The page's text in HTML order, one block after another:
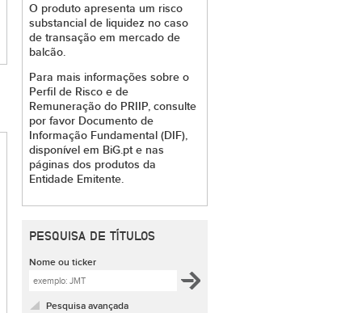
O produto apresenta um risco
substancial de liquidez no caso
de transação em mercado de
balcão.
Para mais informações sobre o
Perfil de Risco e de
Remuneração do PRIIP, consulte
por favor Documento de
Informação Fundamental (DIF),
disponível em BiG.pt e nas
páginas dos produtos da
Entidade Emitente.
PESQUISA DE TÍTULOS
Nome ou ticker
Pesquisa avançada